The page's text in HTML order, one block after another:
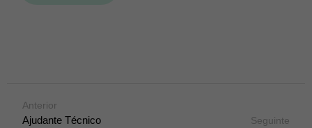
Anterior
Ajudante Técnico
Seguinte